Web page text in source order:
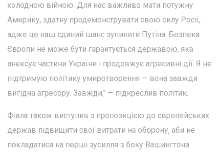
холодною війною. Для нас важливо мати потужну
Америку, здатну продемонструвати свою силу Росії,
адже це наш єдиний шанс зупинити Путіна. Безпека
Європи не може бути гарантується державою, яка
анексує частини України і продовжує агресивні дії. Я не
підтримую політику умиротворення — вона завжди
вигідна агресору. Завжди," — підкреслив політик.
Фіала також виступив з пропозицією до європейських
держав підвищити свої витрати на оборону, аби не
покладатися на перші зусилля з боку Вашингтона.